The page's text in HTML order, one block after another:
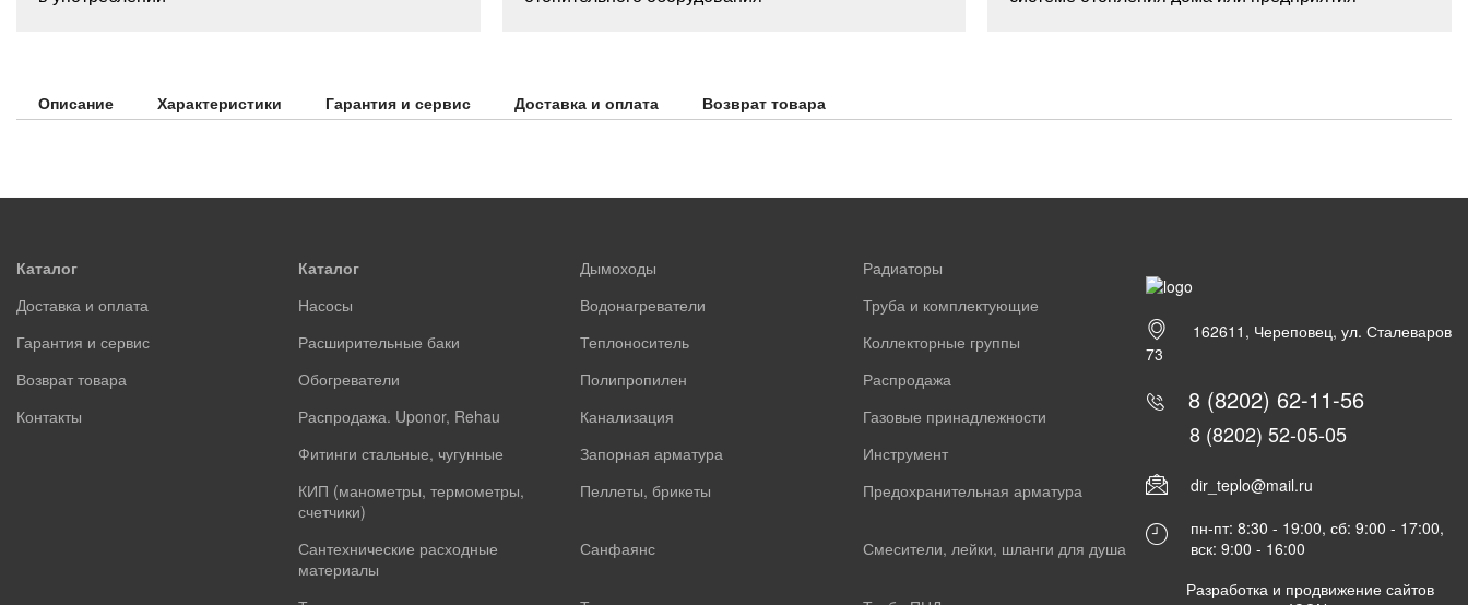
Описание Характеристики Гарантия и сервис Доставка и оплата Возврат товара
Каталог
Доставка и оплата
Гарантия и сервис
Возврат товара
Контакты
Каталог Дымоходы
Радиаторы
Насосы
Водонагреватели
Труба и комплектующие
Расширительные баки
Теплоноситель
Коллекторные группы
Обогреватели
Полипропилен
Распродажа
Распродажа. Uponor, Rehau
Канализация
Газовые принадлежности
Фитинги стальные, чугунные
Запорная арматура
Инструмент
КИП (манометры, термометры,
счетчики)
Пеллеты, брикеты Предохранительная арматура
Сантехнические расходные
материалы
Санфаянс Смесители, лейки, шланги для душа
162611, Череповец, ул. Сталеваров
73
8 (8202) 62-11-56
8 (8202) 52-05-05
dir_teplo@mail.ru
пн-пт: 8:30 - 19:00, сб: 9:00 - 17:00,
вск: 9:00 - 16:00
Разработка и продвижение сайтов